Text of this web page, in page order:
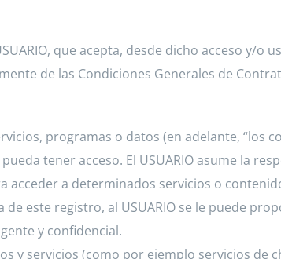
que acepta, desde dicho acceso y/o
de las Condiciones Generales de
programas o datos (en adelante, “los
tener acceso. El USUARIO asume la
a determinados servicios o
este registro, al USUARIO se le puede
y confidencial.
y servicios (como por ejemplo servicios de